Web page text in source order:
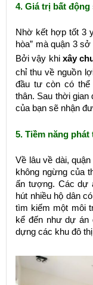
4. Giá trị bất động
Nhờ kết hợp tốt 3
hòa” mà quận 3
Bởi vậy khi xây
chỉ thu về nguồn
đầu tư còn có thể
thân. Sau thời gian
của bạn sẽ nhận
5. Tiềm năng phát
Về lâu về dài,
không ngừng của
ấn tượng. Các dự
hút nhiều hộ dân
tìm kiếm một môi
kể đến như dự án
dựng các khu đô